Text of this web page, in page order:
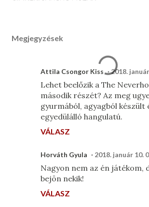
Megjegyzések
Attila Csongor Kiss 2018.
Lehet beelőzik a The
második részét? Az meg
gyurmából, agyagból készült
egyedülálló hangulatú.
VÁLASZ
Horváth Gyula 2018. január 10.
Nagyon nem az én játékom,
bejön nekik!
VÁLASZ